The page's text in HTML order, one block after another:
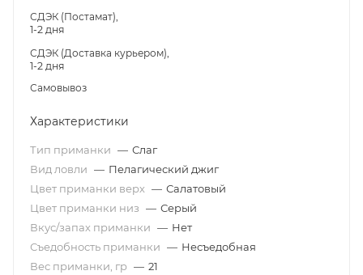
СДЭК (Постамат),
1-2 дня
СДЭК (Доставка курьером),
1-2 дня
Самовывоз
Характеристики
Тип приманки — Слаг
Вид ловли — Пелагический джиг
Цвет приманки верх — Салатовый
Цвет приманки низ — Серый
Вкус/запах приманки — Нет
Съедобность приманки — Несъедобная
Вес приманки, гр — 21